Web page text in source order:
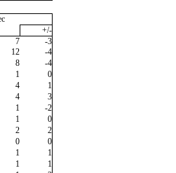
+/-
7
-3
12
-4
8
-4
1
0
4
1
4
3
1
-2
1
0
2
2
0
0
1
1
1
1